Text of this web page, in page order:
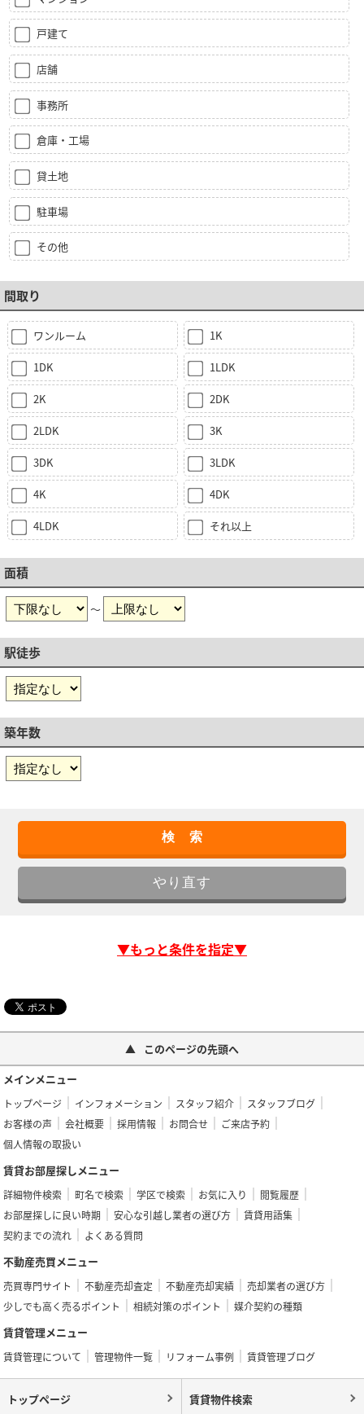
戸建て
店舗
事務所
倉庫・工場
貸土地
駐車場
その他
間取り
ワンルーム 1K
1DK 1LDK
2K 2DK
2LDK 3K
3DK 3LDK
4K 4DK
4LDK それ以上
面積
～
駅徒歩
築年数
▼もっと条件を指定▼
このページの先頭へ
メインメニュー
トップページ インフォメーション スタッフ紹介
スタッフブログ
お客様の声
会社概要 採用情報 お問合せ
ご来店予約
個人情報の取扱い
賃貸お部屋探しメニュー
詳細物件検索 町名で検索 学区で検索 お気に入り
閲覧履歴
お部屋探しに良い時期
安心な引越し業者の選び方
賃貸用語集
契約までの流れ
よくある質問
不動産売買メニュー
売買専門サイト 不動産売却査定 不動産売却実績
売却業者の選び方
少しでも高く売るポイント
相続対策のポイント 媒介契約の種類
賃貸管理メニュー
賃貸管理について 管理物件一覧 リフォーム事例 賃貸管理ブログ
トップページ 賃貸物件検索